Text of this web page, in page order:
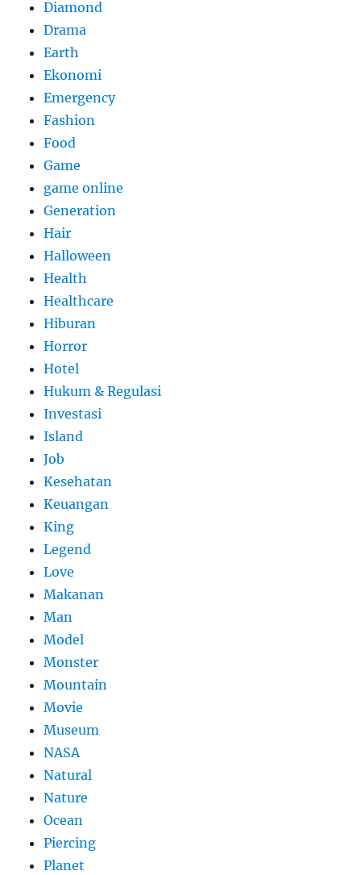
Diamond
Drama
Earth
Ekonomi
Emergency
Fashion
Food
Game
game online
Generation
Hair
Halloween
Health
Healthcare
Hiburan
Horror
Hotel
Hukum & Regulasi
Investasi
Island
Job
Kesehatan
Keuangan
King
Legend
Love
Makanan
Man
Model
Monster
Mountain
Movie
Museum
NASA
Natural
Nature
Ocean
Piercing
Planet